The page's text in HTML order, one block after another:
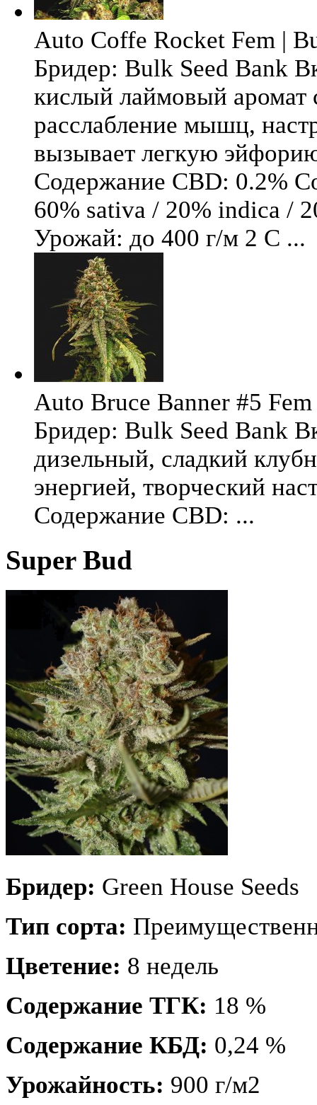
Auto Coffe Rocket Fem |
Бридер: Bulk Seed Bank
кислый лаймовый аромат
расслабление мышц,
вызывает легкую
Содержание CBD: 0.2%
60% sativa / 20% indica /
Урожай: до 400 г/м 2 С ...
Auto Bruce Banner #5
Бридер: Bulk Seed Bank
дизельный, сладкий
энергией, творческий
Содержание CBD: ...
Super Bud
Бридер: Green House Seeds
Тип сорта:
Цветение: 8 недель
Содержание ТГК: 18 %
Содержание КБД: 0,24 %
Урожайность: 900 г/м2